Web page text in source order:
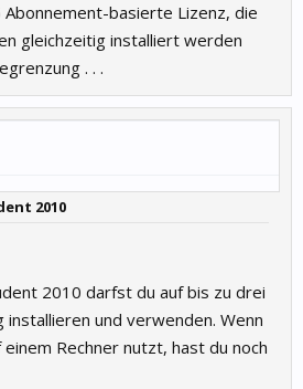
basierte Lizenz, die
gleichzeitig installiert werden
. . .
2010
2010 darfst du auf bis zu drei
installieren und verwenden. Wenn
Rechner nutzt, hast du noch